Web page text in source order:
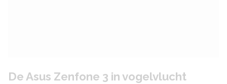
De Asus Zenfone 3 in vogelvlucht